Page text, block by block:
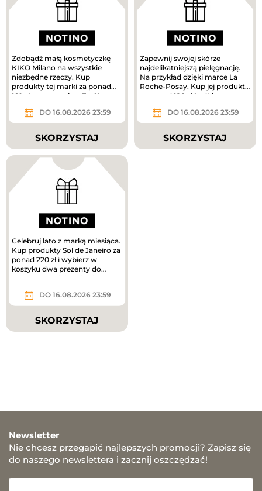
Zdobądź małą kosmetyczkę
KIKO Milano na wszystkie
niezbędne rzeczy. Kup
produkty tej marki za ponad
160 zł, a prezent jest Twój.
DO 16.08.2026 23:59
SKORZYSTAJ
Zapewnij swojej skórze
najdelikatniejszą pielęgnację.
Na przykład dzięki marce La
Roche-Posay. Kup jej produkty
za ponad 180 zł i odbierz...
DO 16.08.2026 23:59
SKORZYSTAJ
Celebruj lato z marką miesiąca.
Kup produkty Sol de Janeiro za
ponad 220 zł i wybierz w
koszyku dwa prezenty do
DO 16.08.2026 23:59
SKORZYSTAJ
Newsletter
Nie chcesz przegapić najlepszych promocji? Zapisz się
do naszego newslettera i zacznij oszczędzać!